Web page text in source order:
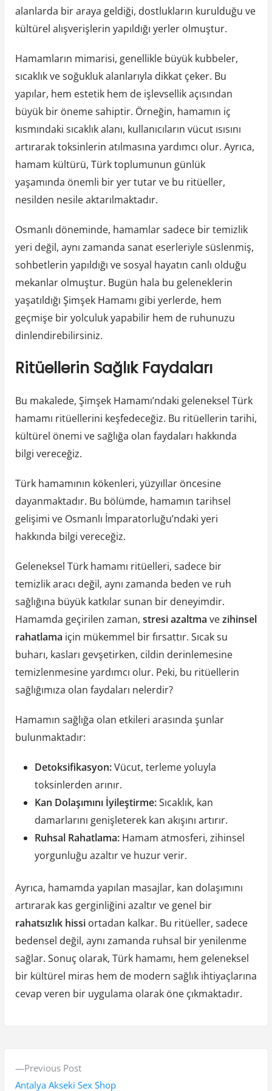
alanlarda bir araya geldiği, dostlukların kurulduğu ve
kültürel alışverişlerin yapıldığı yerler olmuştur.
Hamamların mimarisi, genellikle büyük kubbeler,
sıcaklık ve soğukluk alanlarıyla dikkat çeker. Bu
yapılar, hem estetik hem de işlevsellik açısından
büyük bir öneme sahiptir. Örneğin, hamamın iç
kısmındaki sıcaklık alanı, kullanıcıların vücut ısısını
artırarak toksinlerin atılmasına yardımcı olur. Ayrıca,
hamam kültürü, Türk toplumunun günlük
yaşamında önemli bir yer tutar ve bu ritüeller,
nesilden nesile aktarılmaktadır.
Osmanlı döneminde, hamamlar sadece bir temizlik
yeri değil, aynı zamanda sanat eserleriyle süslenmiş,
sohbetlerin yapıldığı ve sosyal hayatın canlı olduğu
mekanlar olmuştur. Bugün hala bu geleneklerin
yaşatıldığı Şimşek Hamamı gibi yerlerde, hem
geçmişe bir yolculuk yapabilir hem de ruhunuzu
dinlendirebilirsiniz.
Ritüellerin Sağlık Faydaları
Bu makalede, Şimşek Hamamı’ndaki geleneksel Türk
hamamı ritüellerini keşfedeceğiz. Bu ritüellerin tarihi,
kültürel önemi ve sağlığa olan faydaları hakkında
bilgi vereceğiz.
Türk hamamının kökenleri, yüzyıllar öncesine
dayanmaktadır. Bu bölümde, hamamın tarihsel
gelişimi ve Osmanlı İmparatorluğu’ndaki yeri
hakkında bilgi vereceğiz.
Geleneksel Türk hamamı ritüelleri, sadece bir
temizlik aracı değil, aynı zamanda beden ve ruh
sağlığına büyük katkılar sunan bir deneyimdir.
Hamamda geçirilen zaman, stresi azaltma vezihinsel
rahatlama için mükemmel bir fırsattır. Sıcak su
buharı, kasları gevşetirken, cildin derinlemesine
temizlenmesine yardımcı olur. Peki, bu ritüellerin
sağlığımıza olan faydaları nelerdir?
Hamamın sağlığa olan etkileri arasında şunlar
bulunmaktadır:
Detoksifikasyon:Vücut, terleme yoluyla
toksinlerden arınır.
Kan Dolaşımını İyileştirme:Sıcaklık, kan
damarlarını genişleterek kan akışını artırır.
Ruhsal Rahatlama:Hamam atmosferi, zihinsel
yorgunluğu azaltır ve huzur verir.
Ayrıca, hamamda yapılan masajlar, kan dolaşımını
artırarak kas gerginliğini azaltır ve genel bir
rahatsızlık hissiortadan kalkar. Bu ritüeller, sadece
bedensel değil, aynı zamanda ruhsal bir yenilenme
sağlar. Sonuç olarak, Türk hamamı, hem geleneksel
bir kültürel miras hem de modern sağlık ihtiyaçlarına
cevap veren bir uygulama olarak öne çıkmaktadır.
Previous PostP
r
Antalya Akseki Sex Shop